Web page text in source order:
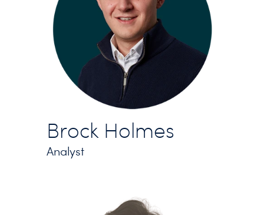
Brock Holmes
Analyst